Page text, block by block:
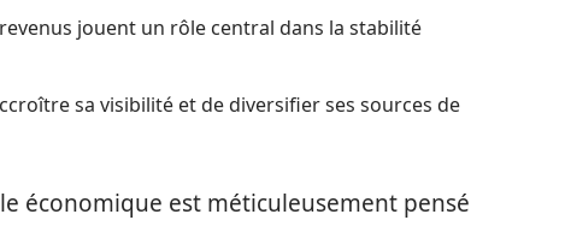
jouent un rôle central dans la stabilité
sa visibilité et de diversifier ses sources de
économique est méticuleusement pensé